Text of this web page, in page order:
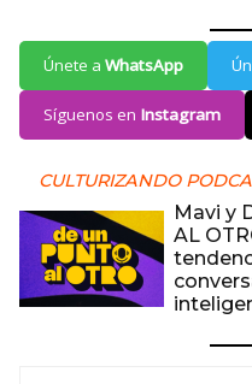
Únete a WhatsApp
Síguenos en Instagram
CULTURIZANDO
Mavi y
AL